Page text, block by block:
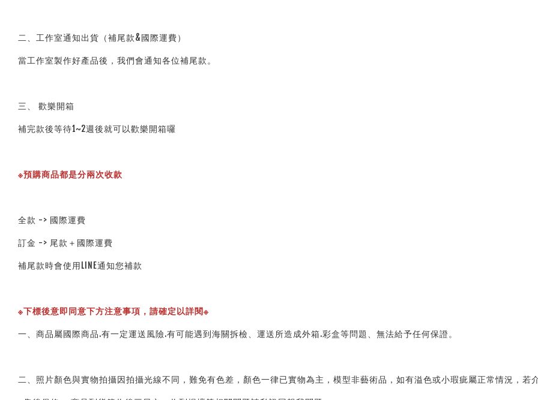
二、工作室通知出貨（補尾款&國際運費）
當工作室製作好產品後，我們會通知各位補尾款。
三、 歡樂開箱
補完款後等待1~2週後就可以歡樂開箱囉
※預購商品都是分兩次收款
全款 -> 國際運費
訂金 -> 尾款＋國際運費
補尾款時會使用LINE通知您補款
※下標後意即同意下方注意事項，請確定以詳閱※
一、商品屬國際商品.有一定運送風險.有可能遇到海關拆檢、運送所造成外箱.彩盒等問題、無法給予任何保證。
二、照片顏色與實物拍攝因拍攝光線不同，難免有色差，顏色一律已實物為主，模型非藝術品，如有溢色或小瑕疵屬正常情況，若